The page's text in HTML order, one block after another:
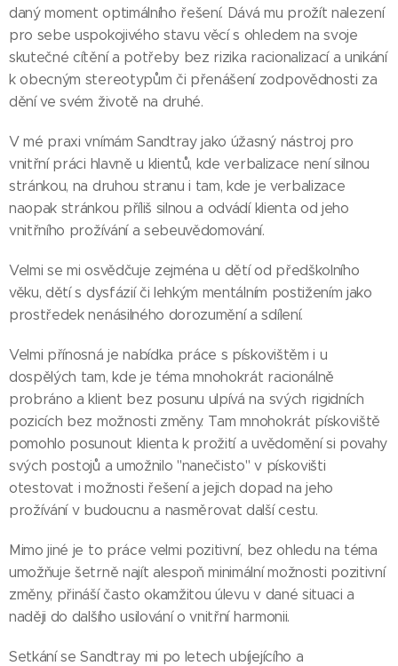
daný moment optimálního řešení. Dává mu prožít nalezení
pro sebe uspokojivého stavu věcí s ohledem na svoje
skutečné cítění a potřeby bez rizika racionalizací a unikání
k obecným stereotypům či přenášení zodpovědnosti za
dění ve svém životě na druhé.
V mé praxi vnímám Sandtray jako úžasný nástroj pro
vnitřní práci hlavně u klientů, kde verbalizace není silnou
stránkou, na druhou stranu i tam, kde je verbalizace
naopak stránkou příliš silnou a odvádí klienta od jeho
vnitřního prožívání a sebeuvědomování.
Velmi se mi osvědčuje zejména u dětí od předškolního
věku, dětí s dysfázií či lehkým mentálním postižením jako
prostředek nenásilného dorozumění a sdílení.
Velmi přínosná je nabídka práce s pískovištěm i u
dospělých tam, kde je téma mnohokrát racionálně
probráno a klient bez posunu ulpívá na svých rigidních
pozicích bez možnosti změny. Tam mnohokrát pískoviště
pomohlo posunout klienta k prožití a uvědomění si povahy
svých postojů a umožnilo "nanečisto" v pískovišti
otestovat i možnosti řešení a jejich dopad na jeho
prožívání v budoucnu a nasměrovat další cestu.
Mimo jiné je to práce velmi pozitivní, bez ohledu na téma
umožňuje šetrně najít alespoň minimální možnosti pozitivní
změny, přináší často okamžitou úlevu v dané situaci a
naději do dalšího usilování o vnitřní harmonii.
Setkání se Sandtray mi po letech ubíjejícího a